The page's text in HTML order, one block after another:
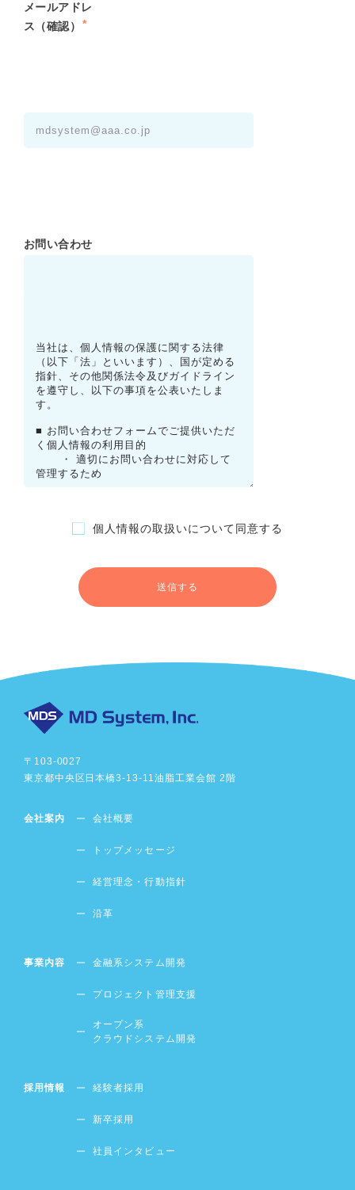
メールアドレ
ス（確認）
*
お問い合わせ
個人情報の取扱いについて同意する
〒103-0027
東京都中央区日本橋3-13-11油脂工業会館 2階
会社案内 会社概要
トップメッセージ
経営理念・行動指針
沿革
事業内容 金融系システム開発
プロジェクト管理支援
オープン系
クラウドシステム開発
採用情報 経験者採用
新卒採用
社員インタビュー